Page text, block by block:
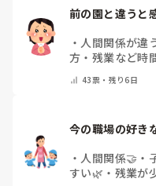
前の園と違うと
・ 人間関係が違
方・残業など時
で教えてください)
43票・ 残り6日
・ 人間関係🤝 ・
すい🌿 ・ 残業が